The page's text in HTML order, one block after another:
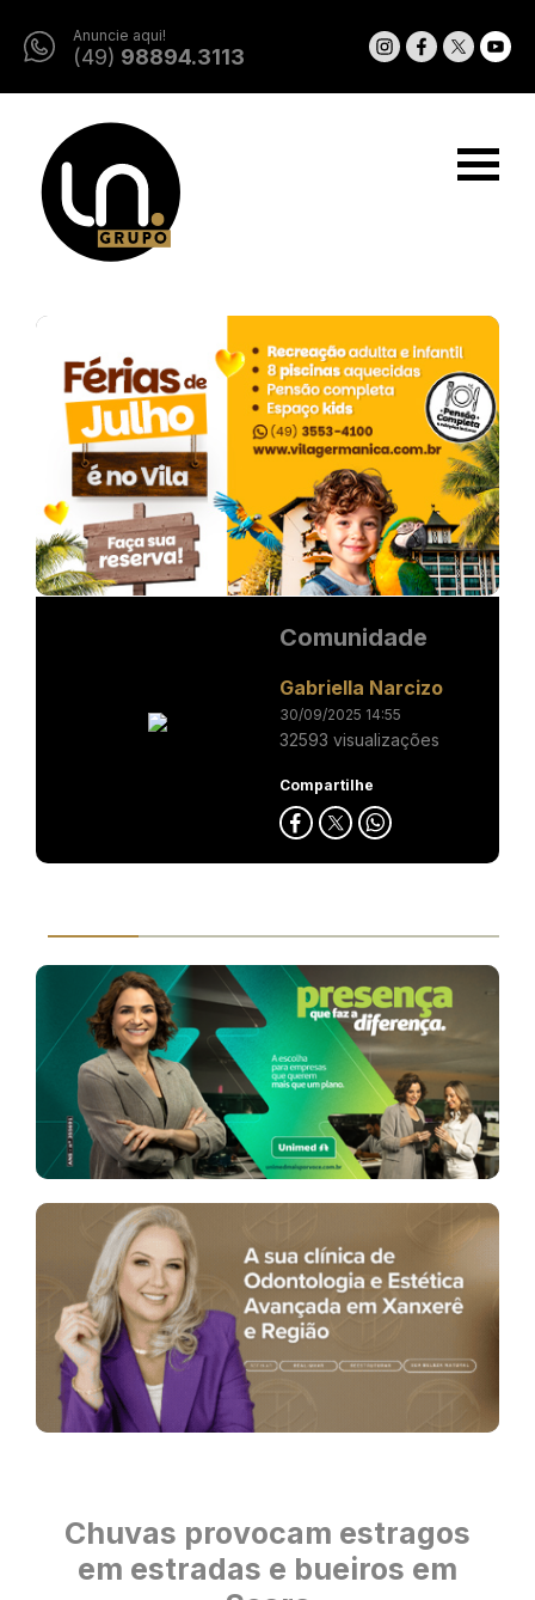
Anuncie aqui!
(49) 98894.3113
Comunidade
Gabriella Narcizo
30/09/2025 14:55
32593 visualizações
Compartilhe
Chuvas provocam estragos
em estradas e bueiros em